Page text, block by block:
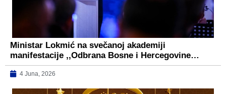
Ministar Lokmić na svečanoj akademiji
manifestacije ,,Odbrana Bosne i Hercegovine…
4 Juna, 2026